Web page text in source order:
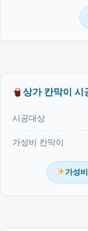
상가 칸막이 시
시공대상
가성비 칸막이
가성